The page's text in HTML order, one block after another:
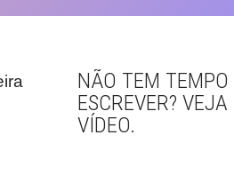
NÃO TEM TEMPO
ESCREVER? VEJA
VÍDEO.